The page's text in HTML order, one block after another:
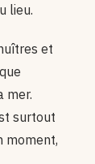
lieu.
et
mer.
surtout
moment,